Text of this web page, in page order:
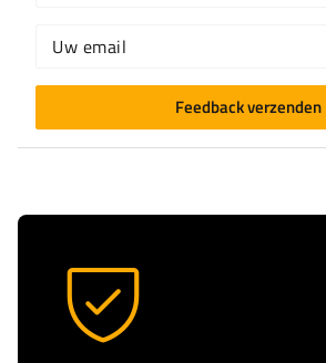
Uw email
Feedback verzenden